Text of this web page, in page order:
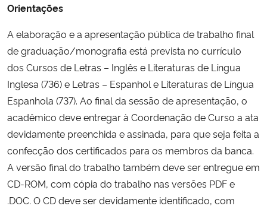
Ministério de Minas e Energia
Ministério da Ciência, Tecnologia, Inovações e Comunicações
Ministério do Meio Ambiente
Ministério do Turismo
Ministério do Desenvolvimento Regional
Orientações
A elaboração e a apresentação pública de trabalho final
de graduação/monografia está prevista no currículo
dos Cursos de Letras – Inglês e Literaturas de Língua
Inglesa (736) e Letras – Espanhol e Literaturas de Língua
Espanhola (737). Ao final da sessão de apresentação, o
acadêmico deve entregar à Coordenação de Curso a ata
devidamente preenchida e assinada, para que seja feita a
confecção dos certificados para os membros da banca.
A versão final do trabalho também deve ser entregue em
CD-ROM, com cópia do trabalho nas versões PDF e
.DOC. O CD deve ser devidamente identificado, com